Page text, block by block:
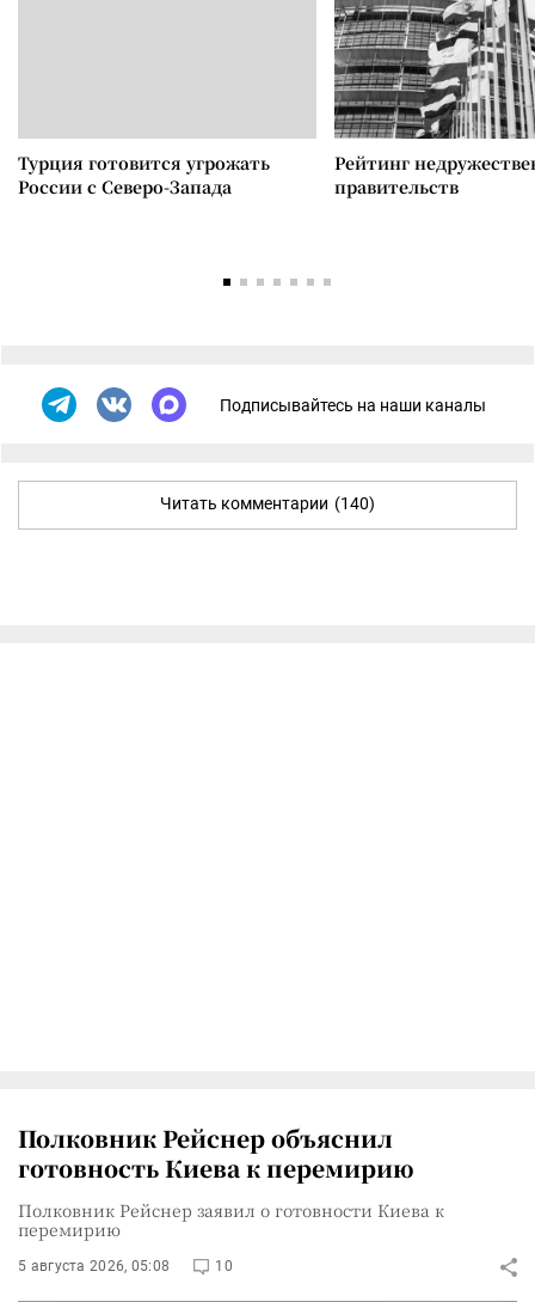
Турция готовится угрожать
России с Северо-Запада
Рейтинг
правительств
Подписывайтесь на наши каналы
Читать комментарии (140)
Полковник Рейснер объяснил
готовность Киева к перемирию
Полковник Рейснер заявил о готовности Киева к
перемирию
5 августа 2026, 05:08 10